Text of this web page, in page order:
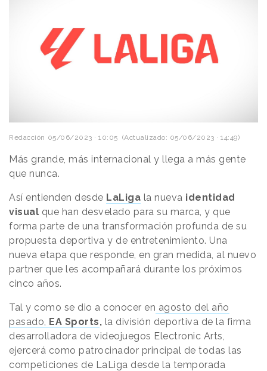
Redacción 05/06/2023 · 10:05 (Actualizado: 05/06/2023 · 14:49)
Más grande, más internacional y llega a más gente
que nunca.
Así entienden desde LaLiga la nueva identidad
visual que han desvelado para su marca, y que
forma parte de una transformación profunda de su
propuesta deportiva y de entretenimiento. Una
nueva etapa que responde, en gran medida, al nuevo
partner que les acompañará durante los próximos
cinco años.
Tal y como se dio a conocer en agosto del año
pasado, EA Sports, la división deportiva de la firma
desarrolladora de videojuegos Electronic Arts,
ejercerá como patrocinador principal de todas las
competiciones de LaLiga desde la temporada